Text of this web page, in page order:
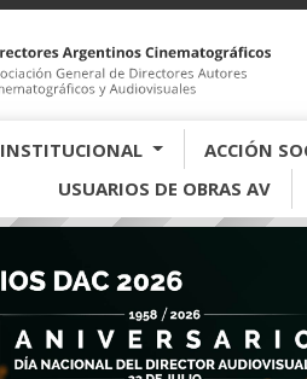
INSTITUCIONAL ACCIÓN
USUARIOS DE OBRAS AV